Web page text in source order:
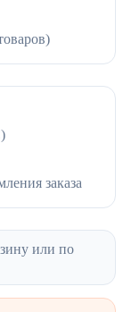
заказа
или по